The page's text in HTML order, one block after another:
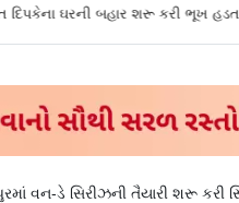
શરૂ કરી ભૂખ હડતાળ અભિજીત
વન-ડે સિરીઝની તૈયારી શરૂ કરી